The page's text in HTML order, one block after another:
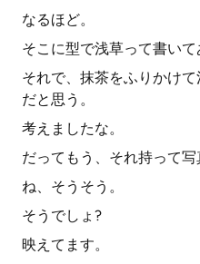
なるほど。
そこに型で浅草って書いて
それで、抹茶をふりかけ
だと思う。
考えましたな。
だってもう、それ持って写
ね、そうそう。
そうでしょ?
映えてます。